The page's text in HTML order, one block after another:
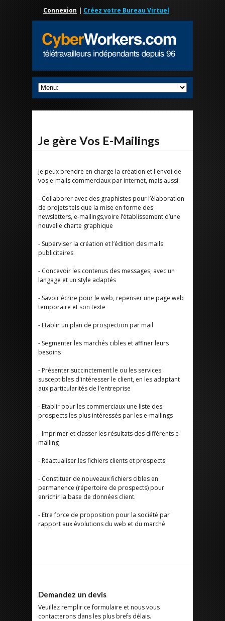
Connexion | Créez votre Bureau Virtuel
Je gère Vos E-Mailings
Je peux prendre en charge la création et l'envoi de
vos e-mails commerciaux par internet, mais aussi:
- Collaborer avec des graphistes pour l’élaboration
de projets tels que la mise en forme des
newsletters, e-mailings,voire l’établissement d’une
nouvelle charte graphique
- Superviser la création et l’édition des mails
publicitaires
- Concevoir les contenus des messages, avec un
langage et un style adaptés
- Savoir écrire pour le web, repenser une page web
temporaire et son texte
- Etablir un plan de prospection par mail
- Segmenter les marchés cibles et affiner leurs
besoins
- Présenter succinctement le ou les services
susceptibles d'intéresser le client, en les adaptant
aux particularités de l'entreprise
- Etablir pour les commerciaux une liste des
prospects les plus intéressés par les e-mailings
- Imprimer et classer les résultats des différents e-
mailing
- Réactualiser les fichiers clients et prospects
- Constituer de nouveaux fichiers cibles en
permanence (répertoire de prospects) pour
enrichir la base de données client.
- Etre force de proposition pour la société par
rapport aux évolutions du web et du marché
Demandez un devis
Veuillez remplir ce formulaire et nous vous
contacterons dans les plus brefs délais.